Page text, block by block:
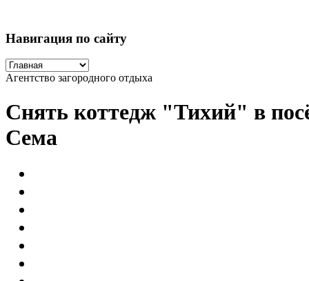
Навигация по сайту
Агентство загородного отдыха
Снять коттедж "Тихий" в
Сема